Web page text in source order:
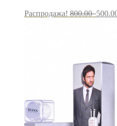
Распродажа! 800.00